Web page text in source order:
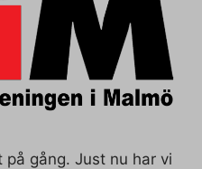
på gång. Just nu har vi